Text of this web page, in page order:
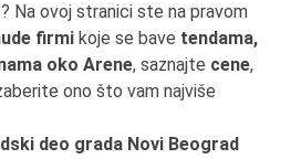
Na ovoj stranici ste na pravom
firmi koje se bave tendama,
oko Arene, saznajte cene,
ono što vam najviše
deo grada Novi Beograd